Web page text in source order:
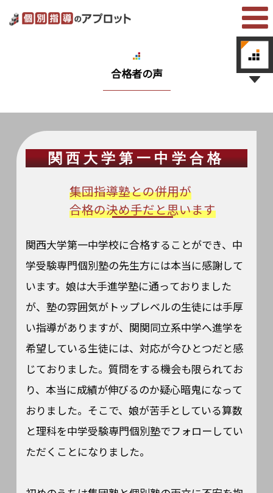
合格者の声
関西大学第一中学合格
集団指導塾との併用が
合格の決め手だと思います
関西大学第一中学校に合格することができ、中
学受験専門個別塾の先生方には本当に感謝して
います。娘は大手進学塾に通っておりました
が、塾の雰囲気がトップレベルの生徒には手厚
い指導がありますが、関関同立系中学へ進学を
希望している生徒には、対応が今ひとつだと感
じておりました。質問をする機会も限られてお
り、本当に成績が伸びるのか疑心暗鬼になって
おりました。そこで、娘が苦手としている算数
と理科を中学受験専門個別塾でフォローしてい
ただくことになりました。